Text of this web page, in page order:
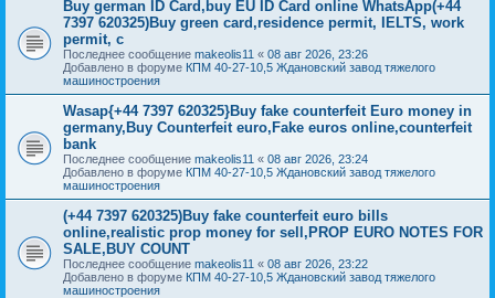
Buy german ID Card,buy EU ID Card online WhatsApp(+44
7397 620325)Buy green card,residence permit, IELTS, work
permit, c
Последнее сообщение makeolis11 « 08 авг 2026, 23:26
Добавлено в форуме КПМ 40-27-10,5 Ждановский завод тяжелого
машиностроения
Wasap{+44 7397 620325}Buy fake counterfeit Euro money in
germany,Buy Counterfeit euro,Fake euros online,counterfeit
bank
Последнее сообщение makeolis11 « 08 авг 2026, 23:24
Добавлено в форуме КПМ 40-27-10,5 Ждановский завод тяжелого
машиностроения
(+44 7397 620325)Buy fake counterfeit euro bills
online,realistic prop money for sell,PROP EURO NOTES FOR
SALE,BUY COUNT
Последнее сообщение makeolis11 « 08 авг 2026, 23:22
Добавлено в форуме КПМ 40-27-10,5 Ждановский завод тяжелого
машиностроения